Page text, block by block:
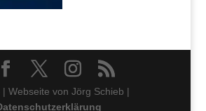
Webseite von Jörg Schieb |